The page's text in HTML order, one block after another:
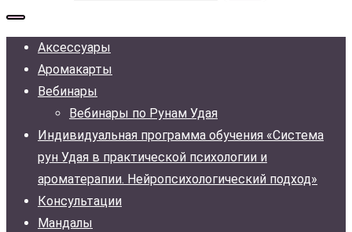
Аксессуары
Аромакарты
Вебинары
Вебинары по Рунам Удая
Индивидуальная программа обучения «Система
рун Удая в практической психологии и
ароматерапии. Нейропсихологический подход»
Консультации
Мандалы